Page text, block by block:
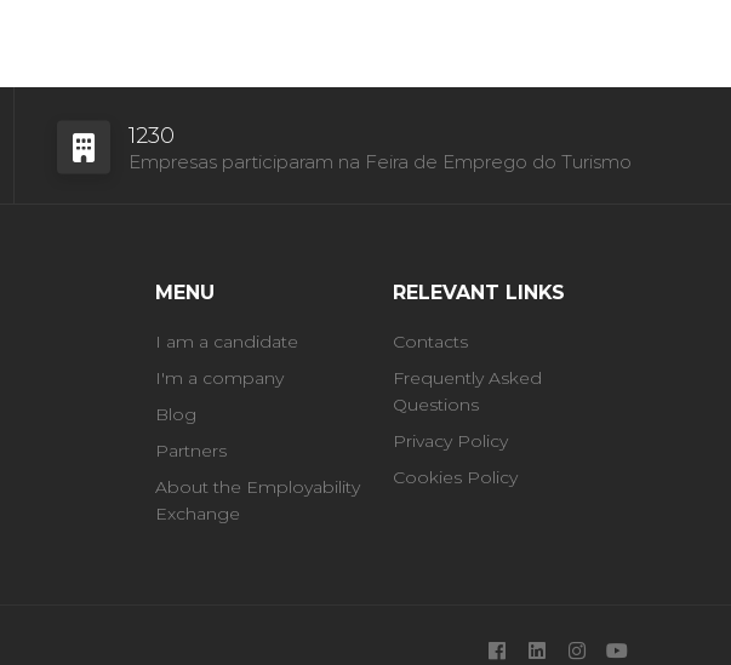
1230
Empresas participaram na Feira de Emprego do Turismo
MENU
I am a candidate
I'm a company
Blog
Partners
About the Employability
Exchange
RELEVANT LINKS
Contacts
Frequently Asked
Questions
Privacy Policy
Cookies Policy